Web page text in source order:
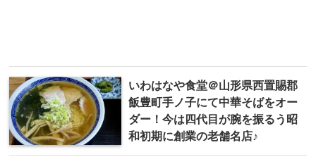
いわはなや食堂＠山形県西置賜郡
飯豊町手ノ子にて中華そばをオー
ダー！今は四代目が腕を振るう昭
和初期に創業の老舗名店♪